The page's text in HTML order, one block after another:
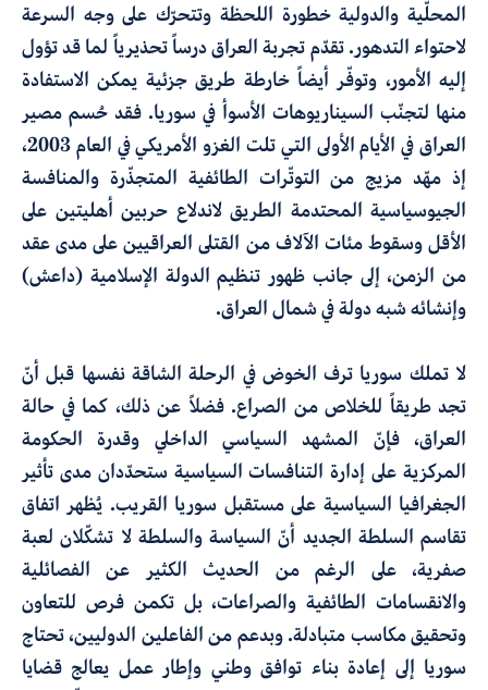
المحلّية والدولية خطورة اللحظة وتتحرّك على وجه السرعة
لاحتواء التدهور.تقدّم تجربة العراق درساً تحذيرياً لما قد تؤول
إليه الأمور، وتوفّر أيضاً خارطة طريق جزئية يمكن الاستفادة
منها لتجنّب السيناريوهات الأسوأ في سوريا. فقد حُسم مصير
العراق في الأيام الأولى التي تلت الغزو الأمريكي في
العام 2003،
إذ مهّد مزيج من التوتّرات الطائفية المتجذّرة والمنافسة
الجيوسياسية المحتدمة الطريق لاندلاع حربين أهليتين على
الأقل وسقوط مئات الآلاف من القتلى العراقيين على مدى عقد
من الزمن، إلى جانب ظهور تنظيم الدولة الإسلامية (داعش)
وإنشائه شبه دولة في شمال العراق.
لا تملك سوريا ترف الخوض في الرحلة الشاقة نفسها قبل أنّ
تجد طريقاً للخلاص من الصراع.فضلاً عن ذلك، كما في حالة
العراق، فإنّ المشهد السياسي الداخلي وقدرة الحكومة
المركزية على إدارة التنافسات السياسية ستحدّدان مدى تأثير
الجغرافيا السياسية على مستقبل سوريا القريب. يُظهر اتفاق
تقاسم السلطة الجديد أنّ السياسة والسلطة لا تشكّلان لعبة
صفرية، على الرغم من الحديث الكثير عن الفصائلية
والانقسامات الطائفية والصراعات،بل تكمن فرص للتعاون
وتحقيق مكاسب متبادلة. وبدعم من الفاعلين الدوليين، تحتاج
سوريا إلى إعادة بناء توافق وطني وإطار عمل يعالج قضايا